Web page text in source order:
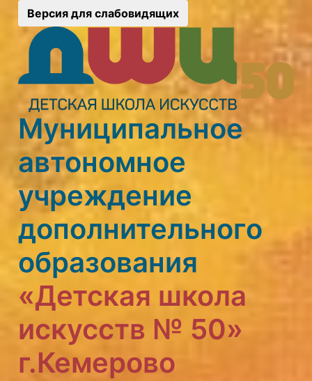
Версия для слабовидящих
Муниципальное
автономное
учреждение
дополнительного
образования
«Детская школа
искусств № 50»
г.Кемерово